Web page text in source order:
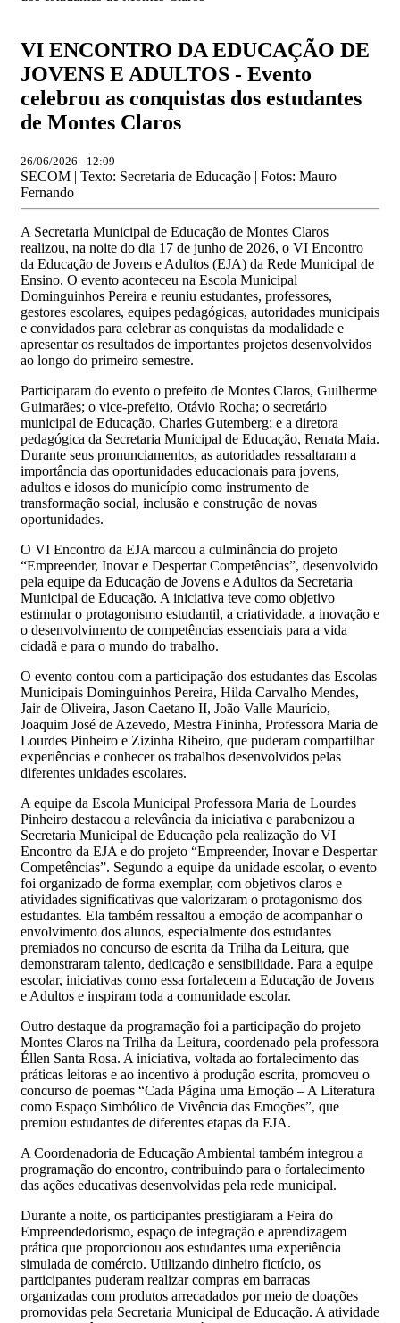
VI ENCONTRO DA EDUCAÇÃO DE
JOVENS E ADULTOS - Evento
celebrou as conquistas dos estudantes
de Montes Claros
26/06/2026 - 12:09
SECOM | Texto: Secretaria de Educação | Fotos: Mauro
Fernando
A Secretaria Municipal de Educação de Montes Claros
realizou, na noite do dia 17 de junho de 2026, o VI Encontro
da Educação de Jovens e Adultos (EJA) da Rede Municipal de
Ensino. O evento aconteceu na Escola Municipal
Dominguinhos Pereira e reuniu estudantes, professores,
gestores escolares, equipes pedagógicas, autoridades municipais
e convidados para celebrar as conquistas da modalidade e
apresentar os resultados de importantes projetos desenvolvidos
ao longo do primeiro semestre.
Participaram do evento o prefeito de Montes Claros, Guilherme
Guimarães; o vice-prefeito, Otávio Rocha; o secretário
municipal de Educação, Charles Gutemberg; e a diretora
pedagógica da Secretaria Municipal de Educação, Renata Maia.
Durante seus pronunciamentos, as autoridades ressaltaram a
importância das oportunidades educacionais para jovens,
adultos e idosos do município como instrumento de
transformação social, inclusão e construção de novas
oportunidades.
O VI Encontro da EJA marcou a culminância do projeto
“Empreender, Inovar e Despertar Competências”, desenvolvido
pela equipe da Educação de Jovens e Adultos da Secretaria
Municipal de Educação. A iniciativa teve como objetivo
estimular o protagonismo estudantil, a criatividade, a inovação e
o desenvolvimento de competências essenciais para a vida
cidadã e para o mundo do trabalho.
O evento contou com a participação dos estudantes das Escolas
Municipais Dominguinhos Pereira, Hilda Carvalho Mendes,
Jair de Oliveira, Jason Caetano II, João Valle Maurício,
Joaquim José de Azevedo, Mestra Fininha, Professora Maria de
Lourdes Pinheiro e Zizinha Ribeiro, que puderam compartilhar
experiências e conhecer os trabalhos desenvolvidos pelas
diferentes unidades escolares.
A equipe da Escola Municipal Professora Maria de Lourdes
Pinheiro destacou a relevância da iniciativa e parabenizou a
Secretaria Municipal de Educação pela realização do VI
Encontro da EJA e do projeto “Empreender, Inovar e Despertar
Competências”. Segundo a equipe da unidade escolar, o evento
foi organizado de forma exemplar, com objetivos claros e
atividades significativas que valorizaram o protagonismo dos
estudantes. Ela também ressaltou a emoção de acompanhar o
envolvimento dos alunos, especialmente dos estudantes
premiados no concurso de escrita da Trilha da Leitura, que
demonstraram talento, dedicação e sensibilidade. Para a equipe
escolar, iniciativas como essa fortalecem a Educação de Jovens
e Adultos e inspiram toda a comunidade escolar.
Outro destaque da programação foi a participação do projeto
Montes Claros na Trilha da Leitura, coordenado pela professora
Éllen Santa Rosa. A iniciativa, voltada ao fortalecimento das
práticas leitoras e ao incentivo à produção escrita, promoveu o
concurso de poemas “Cada Página uma Emoção – A Literatura
como Espaço Simbólico de Vivência das Emoções”, que
premiou estudantes de diferentes etapas da EJA.
A Coordenadoria de Educação Ambiental também integrou a
programação do encontro, contribuindo para o fortalecimento
das ações educativas desenvolvidas pela rede municipal.
Durante a noite, os participantes prestigiaram a Feira do
Empreendedorismo, espaço de integração e aprendizagem
prática que proporcionou aos estudantes uma experiência
simulada de comércio. Utilizando dinheiro fictício, os
participantes puderam realizar compras em barracas
organizadas com produtos arrecadados por meio de doações
promovidas pela Secretaria Municipal de Educação. A atividade